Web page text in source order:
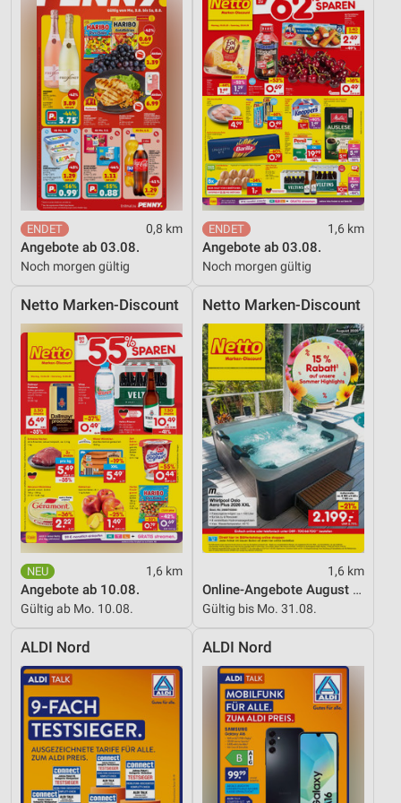
0,8 km
Angebote ab 03.08.
Noch morgen gültig
1,6 km
Angebote ab 03.08.
Noch morgen gültig
Netto Marken-Discount
1,6 km
Angebote ab 10.08.
Gültig ab Mo. 10.08.
Netto Marken-Discount
1,6 km
Online-Angebote August 2026
Gültig bis Mo. 31.08.
ALDI Nord ALDI Nord
Quellen
Entwicklung und Verbesserung der Angebote
Verwendung reduzierter Daten zur Auswahl von
Inhalten
IAB-Besonderheiten:
Verwendung genauer Standortdaten
Geräte anhand von aktiv angeforderten
Informationen identifizieren
Nicht-IAB-Verarbeitungszwecke:
Notwendig
Performance
Funktional
Werbung